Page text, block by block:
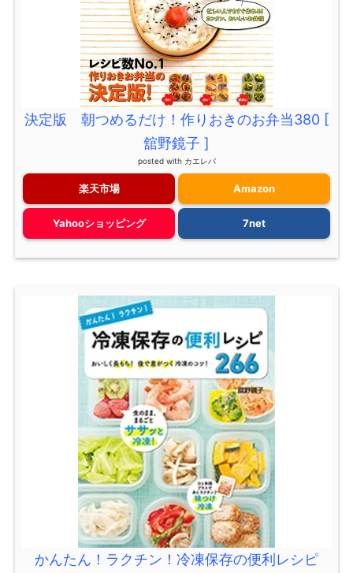
決定版 朝つめるだけ！作りおきのお弁当380 [
舘野鏡子 ]
posted with カエレバ
楽天市場 Amazon
Yahooショッピング 7net
かんたん！ラクチン！冷凍保存の便利レシピ